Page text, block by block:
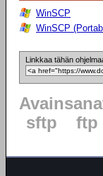
WinSCP
WinSCP
Linkkaa tähän
sftp
ftp